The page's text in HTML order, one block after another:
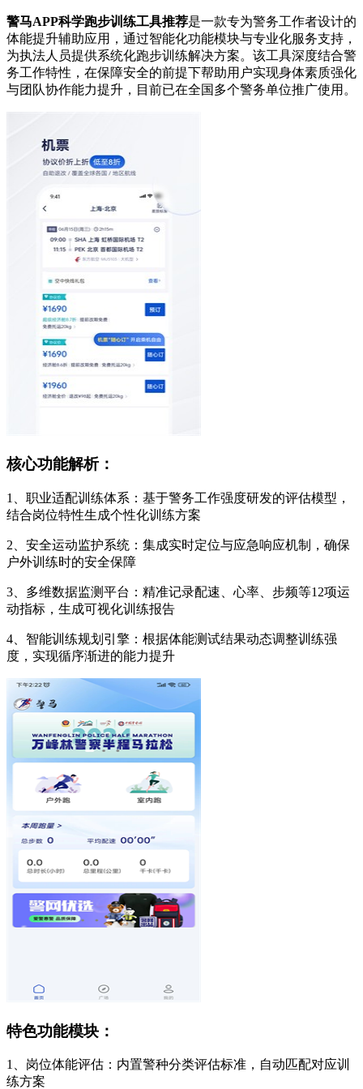
警马APP科学跑步训练工具推荐是一款专为警务工作者设计的
体能提升辅助应用，通过智能化功能模块与专业化服务支持，
为执法人员提供系统化跑步训练解决方案。该工具深度结合警
务工作特性，在保障安全的前提下帮助用户实现身体素质强化
与团队协作能力提升，目前已在全国多个警务单位推广使用。
核心功能解析：
1、职业适配训练体系：基于警务工作强度研发的评估模型，
结合岗位特性生成个性化训练方案
2、安全运动监护系统：集成实时定位与应急响应机制，确保
户外训练时的安全保障
3、多维数据监测平台：精准记录配速、心率、步频等12项运
动指标，生成可视化训练报告
4、智能训练规划引擎：根据体能测试结果动态调整训练强
度，实现循序渐进的能力提升
特色功能模块：
1、岗位体能评估：内置警种分类评估标准，自动匹配对应训
练方案